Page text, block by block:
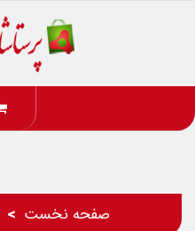
صفحه نخست